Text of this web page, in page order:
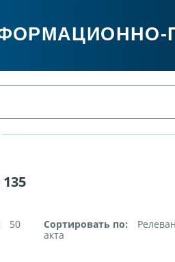
135
50
Сортировать по:
акта